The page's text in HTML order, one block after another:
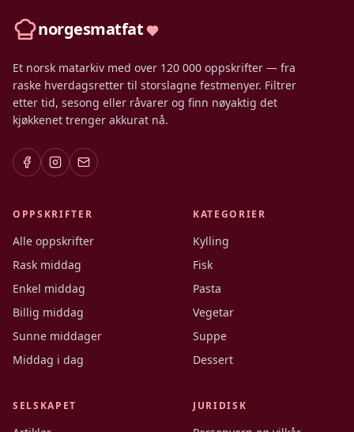
norgesmatfat
Et norsk matarkiv med over 120 000 oppskrifter — fra
raske hverdagsretter til storslagne festmenyer. Filtrer
etter tid, sesong eller råvarer og finn nøyaktig det
kjøkkenet trenger akkurat nå.
OPPSKRIFTER
Alle oppskrifter
Rask middag
Enkel middag
Billig middag
Sunne middager
Middag i dag
KATEGORIER
Kylling
Fisk
Pasta
Vegetar
Suppe
Dessert
SELSKAPET JURIDISK